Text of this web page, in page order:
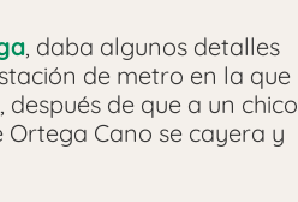
, daba algunos detalles
de metro en la que
de que a un chico
Cano se cayera y